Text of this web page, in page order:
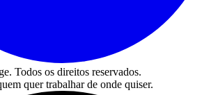
Todos os direitos reservados.
quer trabalhar de onde quiser.